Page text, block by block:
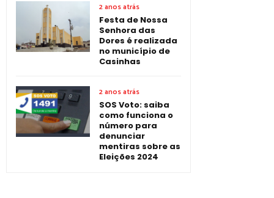
2 anos atrás
Festa de Nossa
Senhora das
Dores é realizada
no município de
Casinhas
2 anos atrás
SOS Voto: saiba
como funciona o
número para
denunciar
mentiras sobre as
Eleições 2024